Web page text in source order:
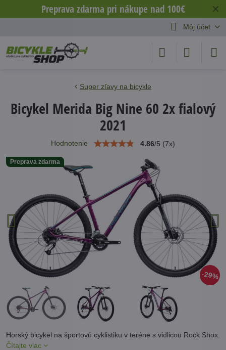
✕
Preprava zdarma pri nákupe nad 100€
Môj účet
Preprava zdarma
29%
Super zľavy na bicykle
Bicykel Merida Big Nine 60 2x fialový
2021
Hodnotenie 4.86/5 (7x)
Horský bicykel na športovú cyklistiku v teréne s vidlicou Rock Shox.
Čítajte viac